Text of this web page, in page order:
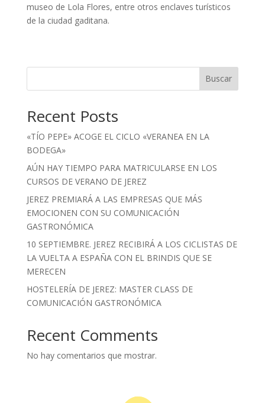
museo de Lola Flores, entre otros enclaves turísticos
de la ciudad gaditana.
Buscar
Recent Posts
«TÍO PEPE» ACOGE EL CICLO «VERANEA EN LA
BODEGA»
AÚN HAY TIEMPO PARA MATRICULARSE EN LOS
CURSOS DE VERANO DE JEREZ
JEREZ PREMIARÁ A LAS EMPRESAS QUE MÁS
EMOCIONEN CON SU COMUNICACIÓN
GASTRONÓMICA
10 SEPTIEMBRE. JEREZ RECIBIRÁ A LOS CICLISTAS DE
LA VUELTA A ESPAÑA CON EL BRINDIS QUE SE
MERECEN
HOSTELERÍA DE JEREZ: MASTER CLASS DE
COMUNICACIÓN GASTRONÓMICA
Recent Comments
No hay comentarios que mostrar.